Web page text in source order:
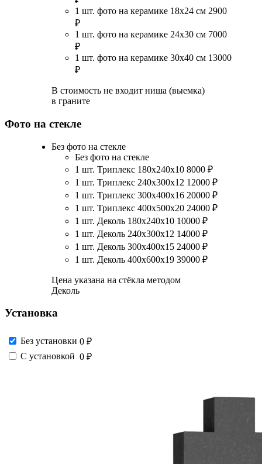
1 шт. фото на керамике 18х24 см 2900
₽
1 шт. фото на керамике 24х30 см 7000
₽
1 шт. фото на керамике 30х40 см 13000
₽
В стоимость не входит ниша (выемка)
в граните
Фото на стекле
Без фото на стекле
Без фото на стекле
1 шт. Триплекс 180х240х10 8000 ₽
1 шт. Триплекс 240х300х12 12000 ₽
1 шт. Триплекс 300х400х16 20000 ₽
1 шт. Триплекс 400х500х20 24000 ₽
1 шт. Деколь 180х240х10 10000 ₽
1 шт. Деколь 240х300х12 14000 ₽
1 шт. Деколь 300х400х15 24000 ₽
1 шт. Деколь 400х600х19 39000 ₽
Цена указана на стёкла методом
Деколь
Установка
Без установки 0 ₽
С установкой 0 ₽